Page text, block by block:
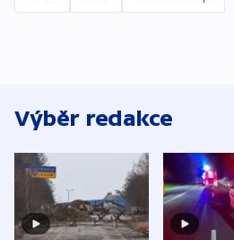
Výběr redakce